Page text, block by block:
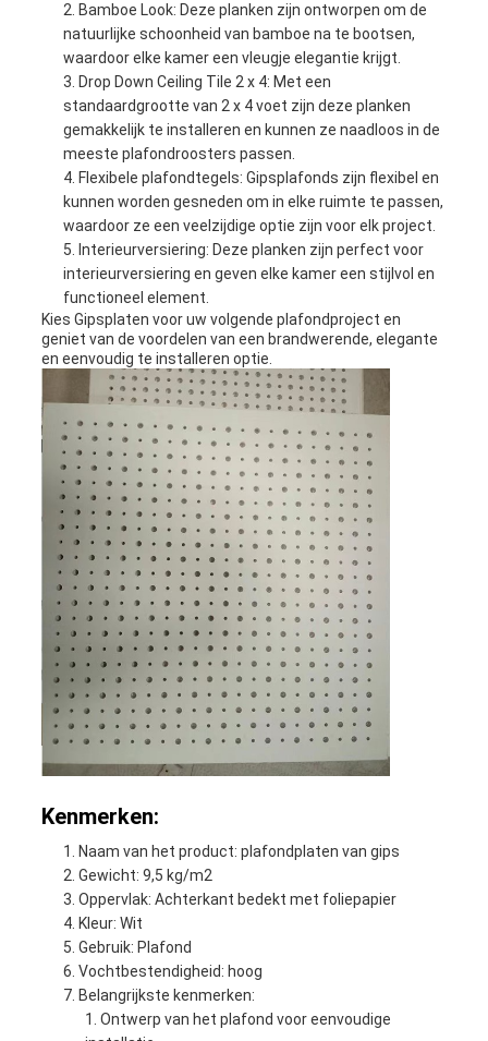
Bamboe Look: Deze planken zijn ontworpen om de
natuurlijke schoonheid van bamboe na te bootsen,
waardoor elke kamer een vleugje elegantie krijgt.
Drop Down Ceiling Tile 2 x 4: Met een
standaardgrootte van 2 x 4 voet zijn deze planken
gemakkelijk te installeren en kunnen ze naadloos in de
meeste plafondroosters passen.
Flexibele plafondtegels: Gipsplafonds zijn flexibel en
kunnen worden gesneden om in elke ruimte te passen,
waardoor ze een veelzijdige optie zijn voor elk project.
Interieurversiering: Deze planken zijn perfect voor
interieurversiering en geven elke kamer een stijlvol en
functioneel element.
Kies Gipsplaten voor uw volgende plafondproject en
geniet van de voordelen van een brandwerende, elegante
en eenvoudig te installeren optie.
Kenmerken:
Naam van het product: plafondplaten van gips
Gewicht: 9,5 kg/m2
Oppervlak: Achterkant bedekt met foliepapier
Kleur: Wit
Gebruik: Plafond
Vochtbestendigheid: hoog
Belangrijkste kenmerken:
Ontwerp van het plafond voor eenvoudige